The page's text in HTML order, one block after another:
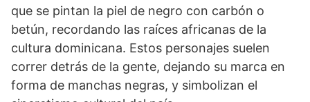
que se pintan la piel de negro con carbón o
betún, recordando las raíces africanas de la
cultura dominicana. Estos personajes suelen
correr detrás de la gente, dejando su marca en
forma de manchas negras, y simbolizan el